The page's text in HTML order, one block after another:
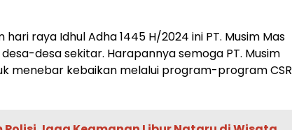
raya Idhul Adha 1445 H/2024 ini PT. Musim Mas
desa sekitar. Harapannya semoga PT. Musim
menebar kebaikan melalui program-program CSR